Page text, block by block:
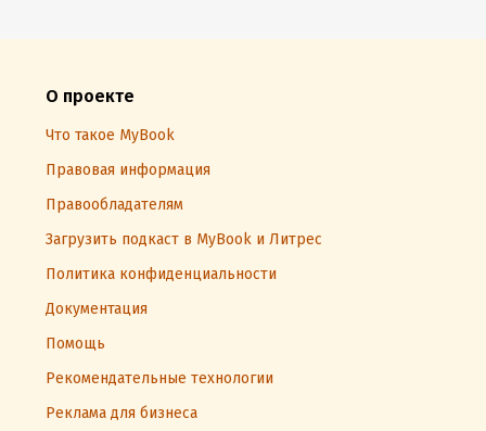
О проекте
Что такое MyBook
Правовая информация
Правообладателям
Загрузить подкаст в MyBook и Литрес
Политика конфиденциальности
Документация
Помощь
Рекомендательные технологии
Реклама для бизнеса